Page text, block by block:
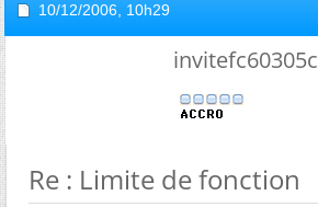
10/12/2006, 10h29
invitefc60305c
Re : Limite de fonction